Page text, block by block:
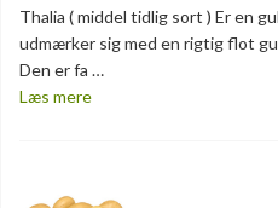
Thalia ( middel tidlig sort ) Er en
udmærker sig med en rigtig flot
Den er fa …
Læs mere